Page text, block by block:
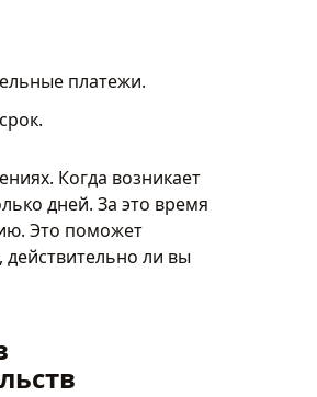
платежи.
Когда возникает
дней. За это время
Это поможет
ли вы